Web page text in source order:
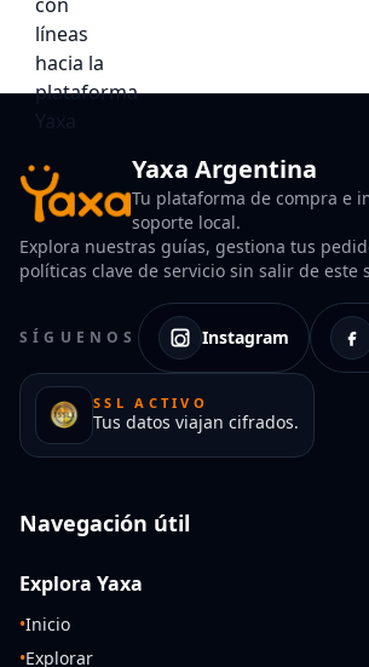
Yaxa Argentina
Tu plataforma de compra e
soporte local.
Explora nuestras guías, gestiona tus
políticas clave de servicio sin salir de este
SÍGUENOS Instagram
SSL ACTIVO
Tus datos viajan cifrados.
Navegación útil
Explora Yaxa
•Inicio
•Explorar